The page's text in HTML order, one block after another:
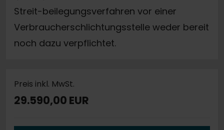
Streit-beilegungsverfahren vor einer
Verbraucherschlichtungsstelle weder bereit
noch dazu verpflichtet.
Preis inkl. MwSt.
29.590,00 EUR